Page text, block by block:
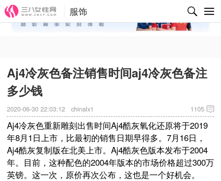
✕
服饰
Aj4冷灰色备注销售时间aj4冷灰色备注
多少钱
2020-06-30 22:03:12 chinalx1 1105
Aj4冷灰色重新雕刻出售时间Aj4酷灰氧化还原将于2019
年8月1日上市，比最初的销售日期早得多。7月16日，
Aj4酷灰复制版在北美上市。Aj4酷灰色版本发布于2004
年。目前，这种配色的2004年版本的市场价格超过300万
英镑。这一次，原价再次公布，这也是一个好机会。